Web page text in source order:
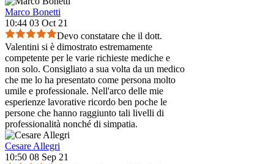
Marco Bonetti
10:44 03 Oct 21
Devo constatare che il dott.
Valentini si è dimostrato estremamente
competente per le varie richieste mediche e
non solo. Consigliato a sua volta da un medico
che me lo ha presentato come persona molto
umile e professionale. Nell'arco delle mie
esperienze lavorative ricordo ben poche le
persone che hanno raggiunto tali livelli di
professionalità nonché di simpatia.
Cesare Allegri
10:50 08 Sep 21